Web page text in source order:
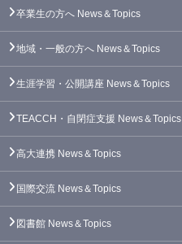
卒業生の方へ News＆Topics
地域・一般の方へ News＆Topics
生涯学習・公開講座 News＆Topics
TEACCH・自閉症支援 News＆Topics
高大連携 News＆Topics
国際交流 News＆Topics
図書館 News＆Topics